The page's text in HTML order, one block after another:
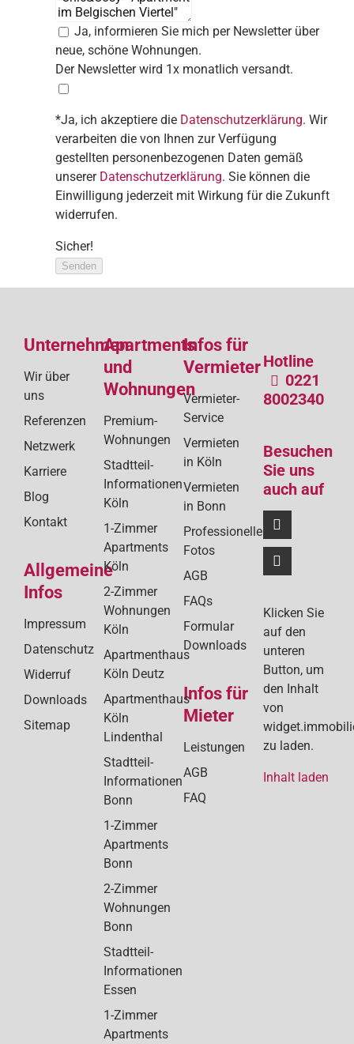
Ja, informieren Sie mich per Newsletter über
neue, schöne Wohnungen.
Der Newsletter wird 1x monatlich versandt.
*Ja, ich akzeptiere die Datenschutzerklärung. Wir
verarbeiten die von Ihnen zur Verfügung
gestellten personenbezogenen Daten gemäß
unserer Datenschutzerklärung. Sie können die
Einwilligung jederzeit mit Wirkung für die Zukunft
widerrufen.
Sicher!
Senden
Unternehmen
Wir über
uns
Referenzen
Netzwerk
Karriere
Blog
Kontakt
Allgemeine
Infos
Impressum
Datenschutz
Widerruf
Downloads
Sitemap
Apartments
und
Wohnungen
Premium-
Wohnungen
Stadtteil-
Informationen
Köln
1-Zimmer
Apartments
Köln
2-Zimmer
Wohnungen
Köln
Apartmenthaus
Köln Deutz
Apartmenthaus
Köln
Lindenthal
Stadtteil-
Informationen
Bonn
1-Zimmer
Apartments
Bonn
2-Zimmer
Wohnungen
Bonn
Stadtteil-
Informationen
Essen
1-Zimmer
Apartments
Infos für
Vermieter
Vermieter-
Service
Vermieten
in Köln
Vermieten
in Bonn
Professionelle
Fotos
AGB
FAQs
Formular
Downloads
Infos für
Mieter
Leistungen
AGB
FAQ
Hotline
0221
8002340
Besuchen
Sie uns
auch auf
Klicken Sie
auf den
unteren
Button, um
den Inhalt
von
zu laden.
Inhalt laden